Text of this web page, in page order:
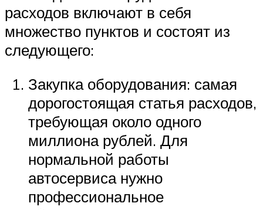
расходов включают в себя
множество пунктов и состоят из
следующего:
Закупка оборудования: самая
дорогостоящая статья расходов,
требующая около одного
миллиона рублей. Для
нормальной работы
автосервиса нужно
профессиональное